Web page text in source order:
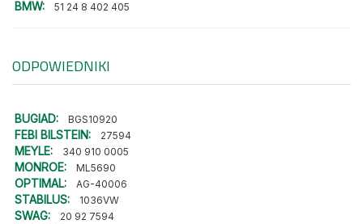
BMW: 51 24 8 402 405
ODPOWIEDNIKI
BUGIAD: BGS10920
FEBI BILSTEIN: 27594
MEYLE: 340 910 0005
MONROE: ML5690
OPTIMAL: AG-40006
STABILUS: 1036VW
SWAG: 20 92 7594